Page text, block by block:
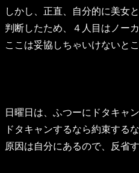
しかし、正直、自分的に美女
判断したため、４人目はノー
ここは妥協しちゃいけないと
日曜日は、ふつーにドタキャ
ドタキャンするなら約束する
原因は自分にあるので、反省